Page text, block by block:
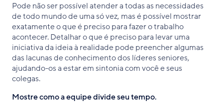
Pode não ser possível atender a todas as necessidades
de todo mundo de uma só vez, mas é possível mostrar
exatamente o que é preciso para fazer o trabalho
acontecer. Detalhar o que é preciso para levar uma
iniciativa da ideia à realidade pode preencher algumas
das lacunas de conhecimento dos líderes seniores,
ajudando-os a estar em sintonia com você e seus
colegas.
Mostre como a equipe divide seu tempo.